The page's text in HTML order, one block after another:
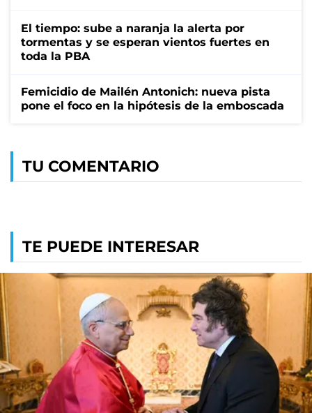
El tiempo: sube a naranja la alerta por
tormentas y se esperan vientos fuertes en
toda la PBA
Femicidio de Mailén Antonich: nueva pista
pone el foco en la hipótesis de la emboscada
TU COMENTARIO
TE PUEDE INTERESAR